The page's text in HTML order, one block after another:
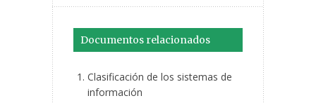
Documentos relacionados
Clasificación de los sistemas de
información